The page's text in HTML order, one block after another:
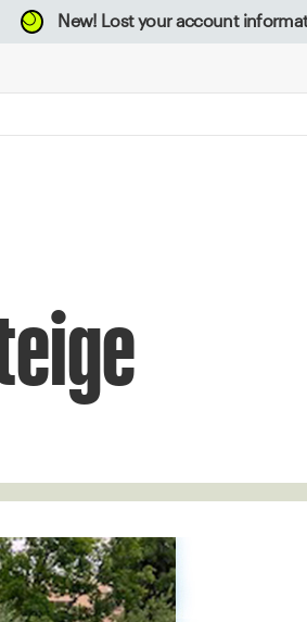
New! Lost your account